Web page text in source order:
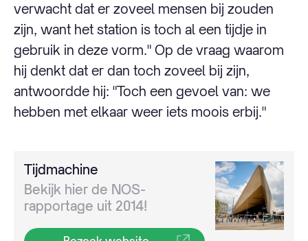
verwacht dat er zoveel mensen bij zouden
zijn, want het station is toch al een tijdje in
gebruik in deze vorm." Op de vraag waarom
hij denkt dat er dan toch zoveel bij zijn,
antwoordde hij: "Toch een gevoel van: we
hebben met elkaar weer iets moois erbij."
Tijdmachine
Bekijk hier de NOS-
rapportage uit 2014!